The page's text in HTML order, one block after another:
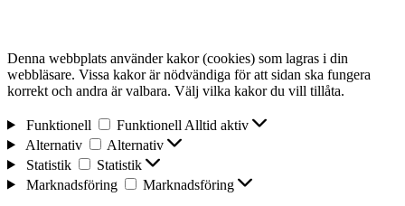
Denna webbplats använder kakor (cookies) som lagras i din
webbläsare. Vissa kakor är nödvändiga för att sidan ska fungera
korrekt och andra är valbara. Välj vilka kakor du vill tillåta.
Funktionell Funktionell Alltid aktiv
Alternativ
Alternativ
Statistik
Statistik
Marknadsföring
Marknadsföring